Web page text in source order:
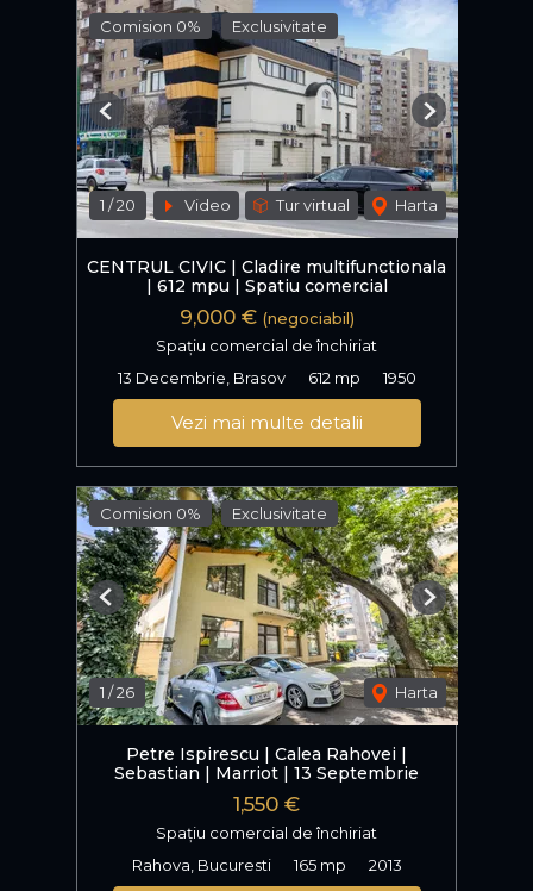
Comision 0% Exclusivitate
1 /20 Video Tur virtual Harta
Previous Next
CENTRUL CIVIC | Cladire multifunctionala
| 612 mpu | Spatiu comercial
9,000 € (negociabil)
Spațiu comercial de închiriat
13 Decembrie, Brasov
612 mp 1950
Vezi mai multe detalii
Comision 0% Exclusivitate
1 /26 Harta
Previous Next
Petre Ispirescu | Calea Rahovei |
Sebastian | Marriot | 13 Septembrie
1,550 €
Spațiu comercial de închiriat
Rahova, Bucuresti
165 mp 2013